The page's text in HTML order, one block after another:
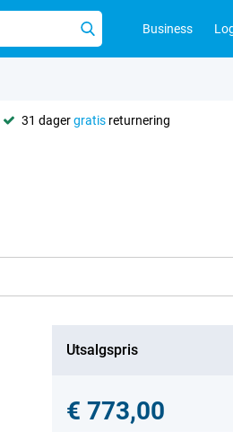
Business
31 dagergratisreturnering
Utsalgspris
€ 773,00